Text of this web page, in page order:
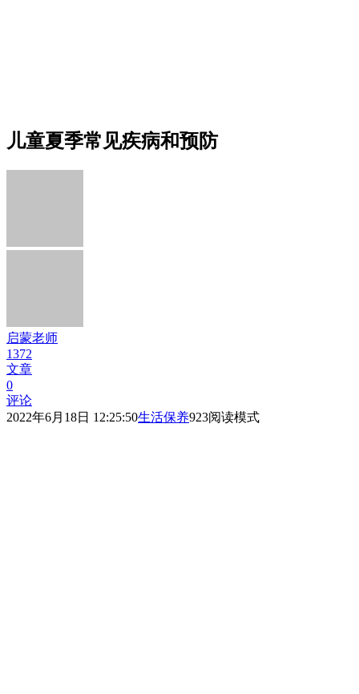
儿童夏季常见疾病和预防
启蒙老师
1372
文章
0
评论
2022年6月18日 12:25:50生活保养923阅读模式